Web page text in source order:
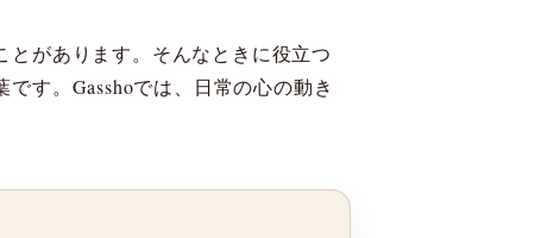
があります。そんなときに役立つ
す。Gasshoでは、日常の心の動き